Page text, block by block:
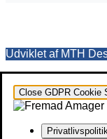
Udviklet af MTH
Close GDPR Cookie
Privatlivspolitik